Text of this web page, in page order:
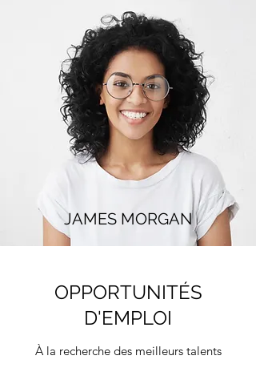
JAMES MORGAN
OPPORTUNITÉS
D'EMPLOI
À la recherche des meilleurs talents